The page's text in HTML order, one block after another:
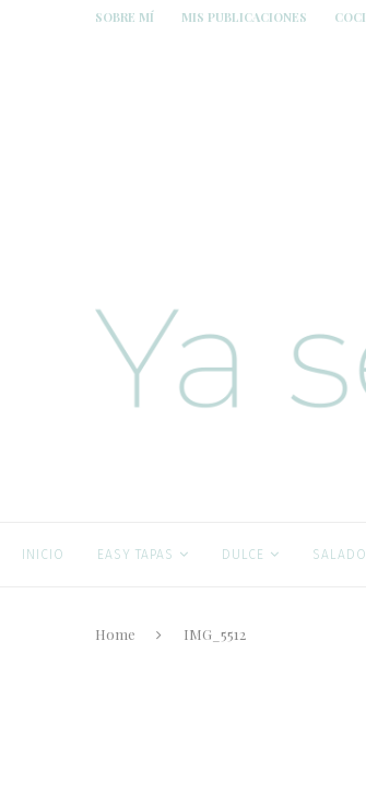
SOBRE MÍ MIS PUBLICACIONES
INICIO EASY TAPAS DULCE SALADO
Home IMG_5512